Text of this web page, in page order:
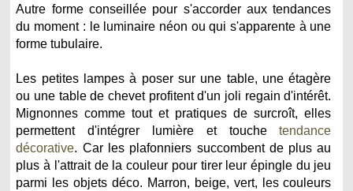
Autre forme conseillée pour s'accorder aux tendances
du moment : le luminaire néon ou qui s'apparente à une
forme tubulaire.
Les petites lampes à poser sur une table, une étagère
ou une table de chevet profitent d'un joli regain d'intérêt.
Mignonnes comme tout et pratiques de surcroît, elles
permettent d'intégrer lumière et touchetendance
décorative. Car les plafonniers succombent de plus au
plus à l'attrait de la couleur pour tirer leur épingle du jeu
parmi les objets déco. Marron, beige, vert, les couleurs